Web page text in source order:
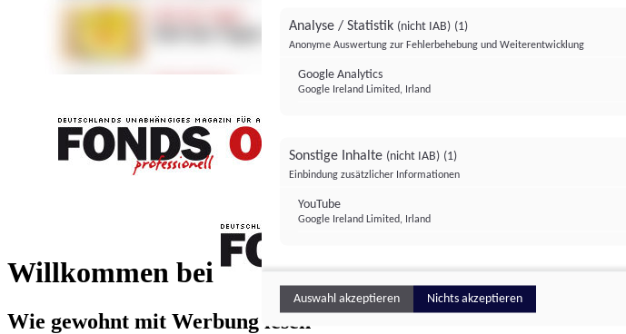
Willkommen bei
FONDS professionell
Wie gewohnt mit Werbung lesen
Analyse / Statistik (nicht IAB) (1)
Anonyme Auswertung zur Fehlerbehebung und Weiterentwicklung
Google Analytics
Google Ireland Limited, Irland
Sonstige Inhalte (nicht IAB) (1)
Einbindung zusätzlicher Informationen
YouTube
Google Ireland Limited, Irland
Auswahl akzeptieren Nichts akzeptieren